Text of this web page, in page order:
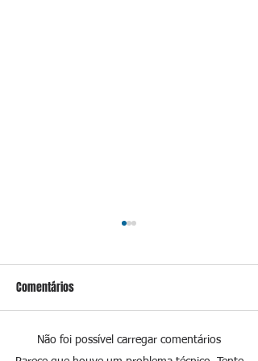
PF investiga postos que
Comentários
Não foi possível carregar comentários